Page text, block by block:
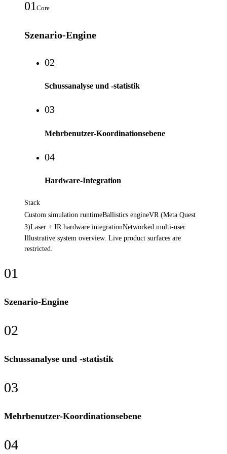
01 Core
Szenario-Engine
02
Schussanalyse und -statistik
03
Mehrbenutzer-Koordinationsebene
04
Hardware-Integration
Stack
Custom simulation runtimeBallistics engineVR (Meta Quest
3)Laser + IR hardware integrationNetworked multi-user
Illustrative system overview. Live product surfaces are
restricted.
01
Szenario-Engine
02
Schussanalyse und -statistik
03
Mehrbenutzer-Koordinationsebene
04